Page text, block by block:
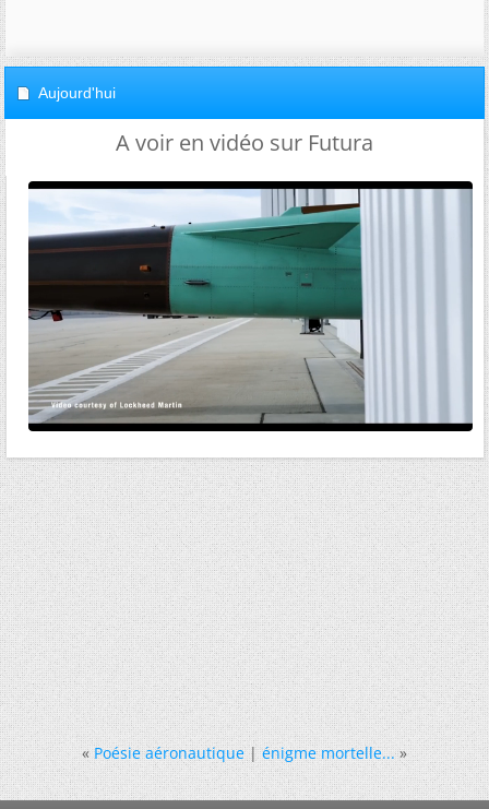
Aujourd'hui
A voir en vidéo sur Futura
« Poésie aéronautique|énigme mortelle... »